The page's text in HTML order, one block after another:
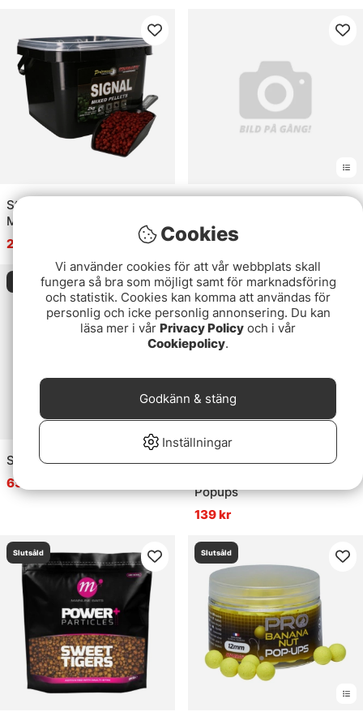
Starbaits PC Signal Pellets
Mixed 2kg
239 kr
109 kr
Slutsåld
Sensas 3000 Tanches 1kg
65 kr
Slutsåld
Betyg:
5.0 utav 5
Popups
139 kr
Slutsåld Slutsåld
Cookies
Vi använder cookies för att vår webbplats skall
fungera så bra som möjligt samt för marknadsföring
och statistik. Cookies kan komma att användas för
personlig och icke personlig annonsering. Du kan
läsa mer i vår Privacy Policy och i vår
Cookiepolicy.
Inställningar
Godkänn & stäng